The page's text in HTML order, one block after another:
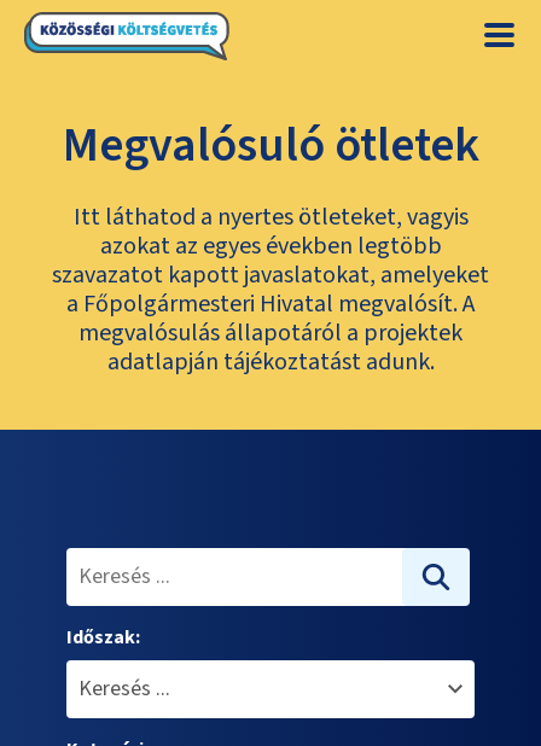
Megvalósuló ötletek
Itt láthatod a nyertes ötleteket, vagyis
azokat az egyes években legtöbb
szavazatot kapott javaslatokat, amelyeket
a Főpolgármesteri Hivatal megvalósít. A
megvalósulás állapotáról a projektek
adatlapján tájékoztatást adunk.
Időszak: